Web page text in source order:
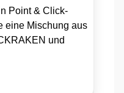
Point & Click-
eine Mischung aus
und